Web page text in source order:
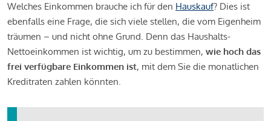
Welches Einkommen brauche ich für den Hauskauf? Dies ist
ebenfalls eine Frage, die sich viele stellen, die vom Eigenheim
träumen – und nicht ohne Grund. Denn das Haushalts-
Nettoeinkommen ist wichtig, um zu bestimmen, wie hoch das
frei verfügbare Einkommen ist, mit dem Sie die monatlichen
Kreditraten zahlen könnten.